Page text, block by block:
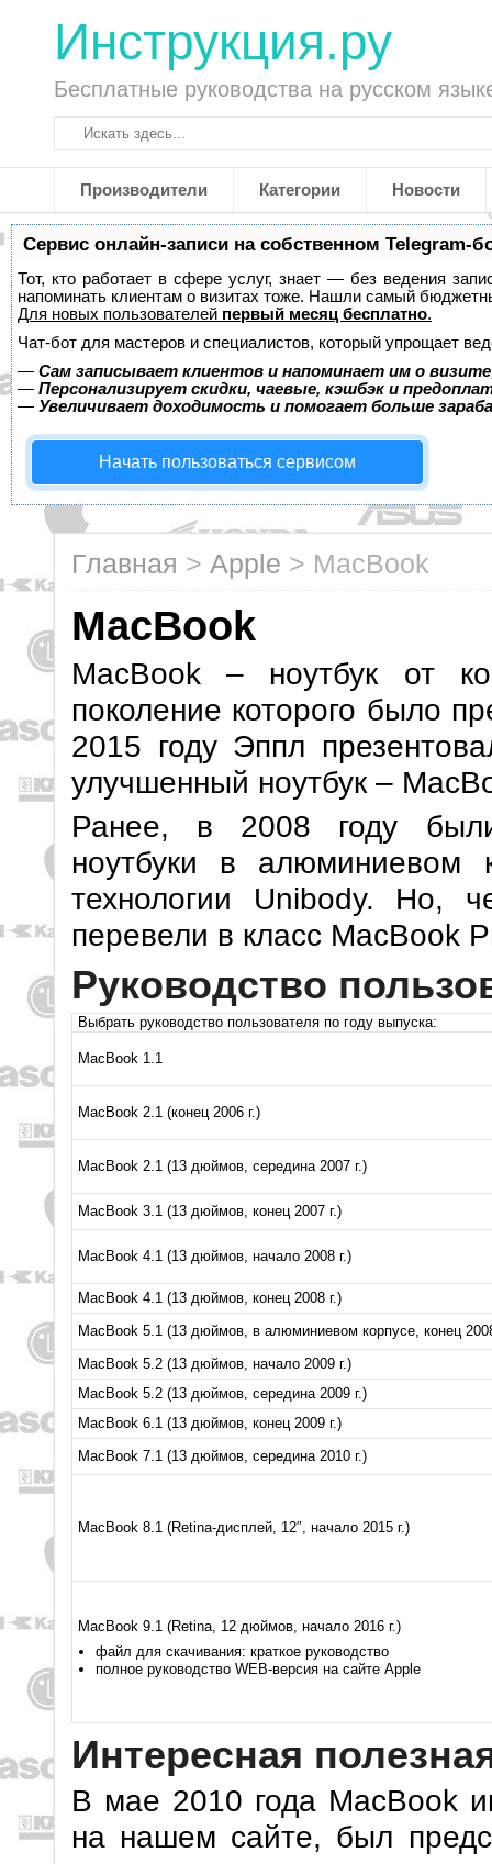
Инструкция.ру
Бесплатные руководства на русском
Производители Категории Новости
Сервис онлайн-записи на собственном Telegram-
Тот, кто работает в сфере услуг, знает — без ведения
напоминать клиентам о визитах тоже. Нашли самый
Для новых пользователей первый месяц бесплатно.
Чат-бот для мастеров и специалистов, который упрощает
— Сам записывает клиентов и напоминает им о
— Персонализирует скидки, чаевые, кэшбэк и
— Увеличивает доходимость и помогает больше
Начать пользоваться сервисом
Главная > Apple > MacBook
MacBook
MacBook – ноутбук от
поколение которого было
2015 году Эппл
улучшенный ноутбук –
Ранее, в 2008 году
ноутбуки в алюминиевом
технологии Unibody. Но,
перевели в класс MacBook
Руководство
Выбрать руководство пользователя по году выпуска:
MacBook 1.1
MacBook 2.1 (конец 2006 г.)
MacBook 2.1 (13 дюймов, середина 2007 г.)
MacBook 3.1 (13 дюймов, конец 2007 г.)
MacBook 4.1 (13 дюймов, начало 2008 г.)
MacBook 4.1 (13 дюймов, конец 2008 г.)
MacBook 5.1 (13 дюймов, в алюминиевом корпусе, конец
MacBook 5.2 (13 дюймов, начало 2009 г.)
MacBook 5.2 (13 дюймов, середина 2009 г.)
MacBook 6.1 (13 дюймов, конец 2009 г.)
MacBook 7.1 (13 дюймов, середина 2010 г.)
MacBook 8.1 (Retina-дисплей, 12″, начало 2015 г.)
MacBook 9.1 (Retina, 12 дюймов, начало 2016 г.)
файл для скачивания: краткое руководство
полное руководство WEB-версия на сайте Apple
Интересная
В мае 2010 года MacBook
на нашем сайте, был